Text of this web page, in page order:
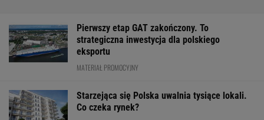
Pierwszy etap GAT zakończony. To
strategiczna inwestycja dla polskiego
eksportu
MATERIAŁ PROMOCYJNY
Starzejąca się Polska uwalnia tysiące lokali.
Co czeka rynek?